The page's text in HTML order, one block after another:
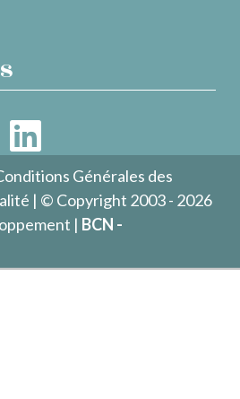
Générales des
| © Copyright 2003 - 2026
| BCN -